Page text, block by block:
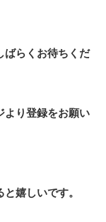
ばらくお待ちくだ
より登録をお願い
嬉しいです。